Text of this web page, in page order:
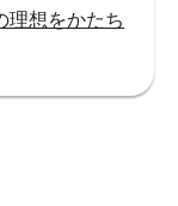
理想をかたち